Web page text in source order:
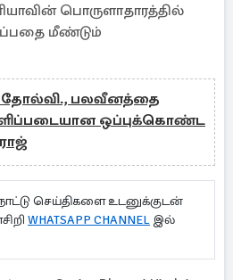
பொருளாதாரத்தில்
மீண்டும்
தோல்வி., பலவீனத்தை
ஒப்புக்கொண்ட
செய்திகளை உடனுக்குடன்
WHATSAPP CHANNEL இல்